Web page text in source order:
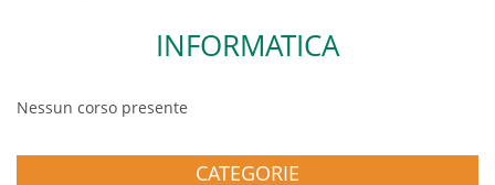
INFORMATICA
Nessun corso presente
CATEGORIE